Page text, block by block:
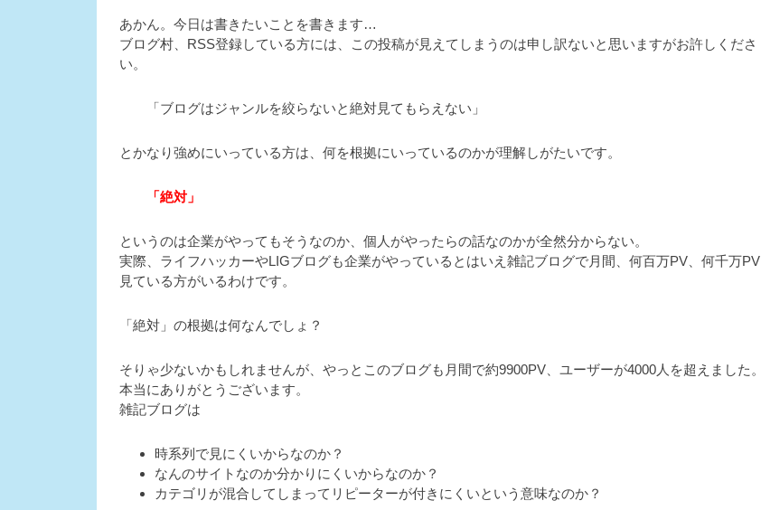
あかん。今日は書きたいことを書きます…
ブログ村、RSS登録している方には、この投稿が見えてしまうのは申し訳ないと思いますがお許しくださ
い。
「ブログはジャンルを絞らないと絶対見てもらえない」
とかなり強めにいっている方は、何を根拠にいっているのかが理解しがたいです。
「絶対」
というのは企業がやってもそうなのか、個人がやったらの話なのかが全然分からない。
実際、ライフハッカーやLIGブログも企業がやっているとはいえ雑記ブログで月間、何百万PV、何千万PV
見ている方がいるわけです。
「絶対」の根拠は何なんでしょ？
そりゃ少ないかもしれませんが、やっとこのブログも月間で約9900PV、ユーザーが4000人を超えました。
本当にありがとうございます。
雑記ブログは
時系列で見にくいからなのか？
なんのサイトなのか分かりにくいからなのか？
カテゴリが混合してしまってリピーターが付きにくいという意味なのか？